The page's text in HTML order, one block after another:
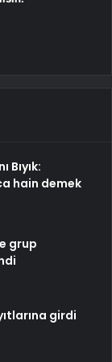
Bıyık:
hain demek
grup
girdi